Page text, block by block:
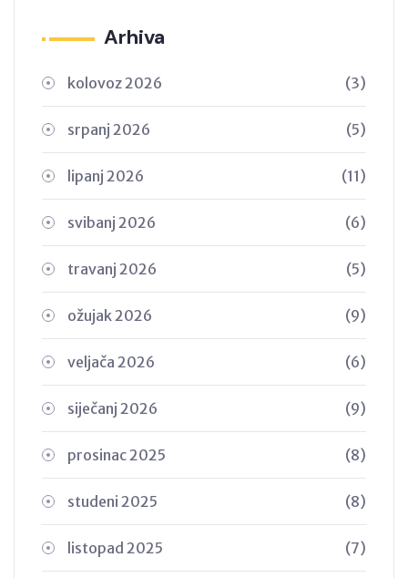
Arhiva
kolovoz 2026 (3)
srpanj 2026 (5)
lipanj 2026 (11)
svibanj 2026 (6)
travanj 2026 (5)
ožujak 2026 (9)
veljača 2026 (6)
siječanj 2026 (9)
prosinac 2025 (8)
studeni 2025 (8)
listopad 2025 (7)